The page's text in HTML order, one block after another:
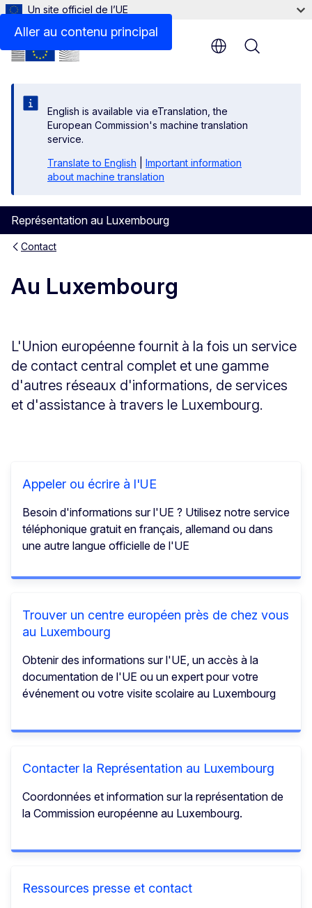
Aller au contenu principal
Un site officiel de l’UE
English is available via eTranslation, the
European Commission's machine translation
service.
Translate to English
Important information
about machine translation
Représentation au Luxembourg
Menu
Contact
Au Luxembourg
L'Union européenne fournit à la fois un service
de contact central complet et une gamme
d'autres réseaux d'informations, de services
et d'assistance à travers le Luxembourg.
Appeler ou écrire à l'UE
Besoin d'informations sur l'UE ? Utilisez notre service
téléphonique gratuit en français, allemand ou dans
une autre langue officielle de l'UE
Trouver un centre européen près de chez vous
au Luxembourg
Obtenir des informations sur l'UE, un accès à la
documentation de l'UE ou un expert pour votre
événement ou votre visite scolaire au Luxembourg
Contacter la Représentation au Luxembourg
Coordonnées et information sur la représentation de
la Commission européenne au Luxembourg.
Ressources presse et contact